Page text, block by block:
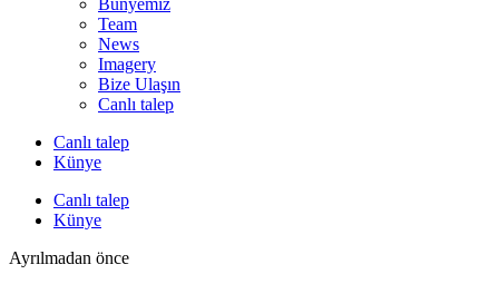
Team
News
Imagery
Bize Ulaşın
Canlı talep
Canlı talep
Künye
Canlı talep
Künye
Ayrılmadan önce